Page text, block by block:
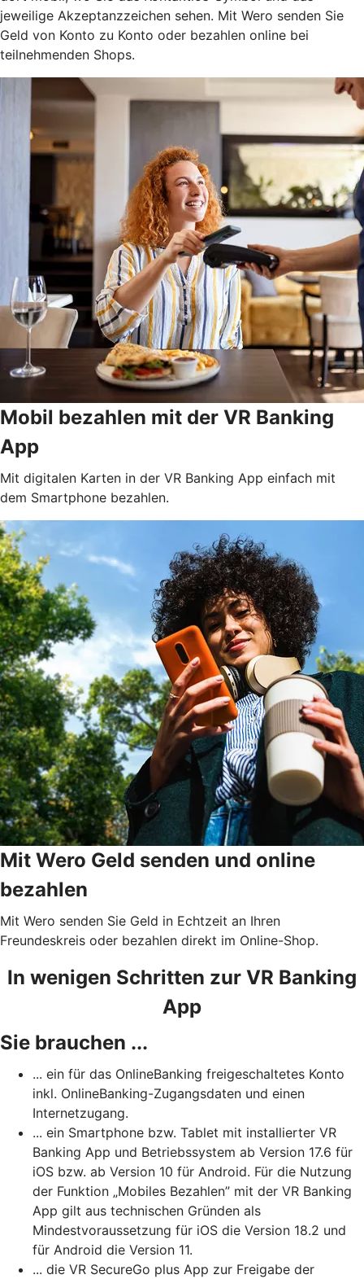
jeweilige Akzeptanzzeichen sehen. Mit Wero senden Sie
Geld von Konto zu Konto oder bezahlen online bei
teilnehmenden Shops.
Mobil bezahlen mit der VR Banking
App
Mit digitalen Karten in der VR Banking App einfach mit
dem Smartphone bezahlen.
Mit Wero Geld senden und online
bezahlen
Mit Wero senden Sie Geld in Echtzeit an Ihren
Freundeskreis oder bezahlen direkt im Online-Shop.
In wenigen Schritten zur VR Banking
App
Sie brauchen ...
... ein für das OnlineBanking freigeschaltetes Konto
inkl. OnlineBanking-Zugangsdaten und einen
Internetzugang.
... ein Smartphone bzw. Tablet mit installierter VR
Banking App und Betriebssystem ab Version 17.6 für
iOS bzw. ab Version 10 für Android. Für die Nutzung
der Funktion „Mobiles Bezahlen” mit der VR Banking
App gilt aus technischen Gründen als
Mindestvoraussetzung für iOS die Version 18.2 und
für Android die Version 11.
... die VR SecureGo plus App zur Freigabe der